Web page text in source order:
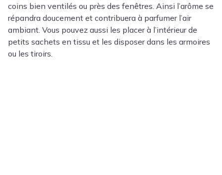
coins bien ventilés ou près des fenêtres. Ainsi l’arôme se
répandra doucement et contribuera à parfumer l’air
ambiant. Vous pouvez aussi les placer à l’intérieur de
petits sachets en tissu et les disposer dans les armoires
ou les tiroirs.